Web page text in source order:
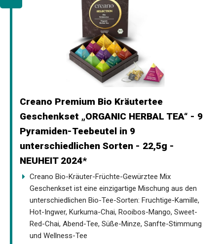
Creano Premium Bio Kräutertee
Geschenkset „ORGANIC HERBAL TEA“ - 9
Pyramiden-Teebeutel in 9
unterschiedlichen Sorten - 22,5g -
NEUHEIT 2024*
Creano Bio-Kräuter-Früchte-Gewürztee Mix
Geschenkset ist eine einzigartige Mischung aus den
unterschiedlichen Bio-Tee-Sorten: Fruchtige-Kamille,
Hot-Ingwer, Kurkuma-Chai, Rooibos-Mango, Sweet-
Red-Chai, Abend-Tee, Süße-Minze, Sanfte-Stimmung
und Wellness-Tee